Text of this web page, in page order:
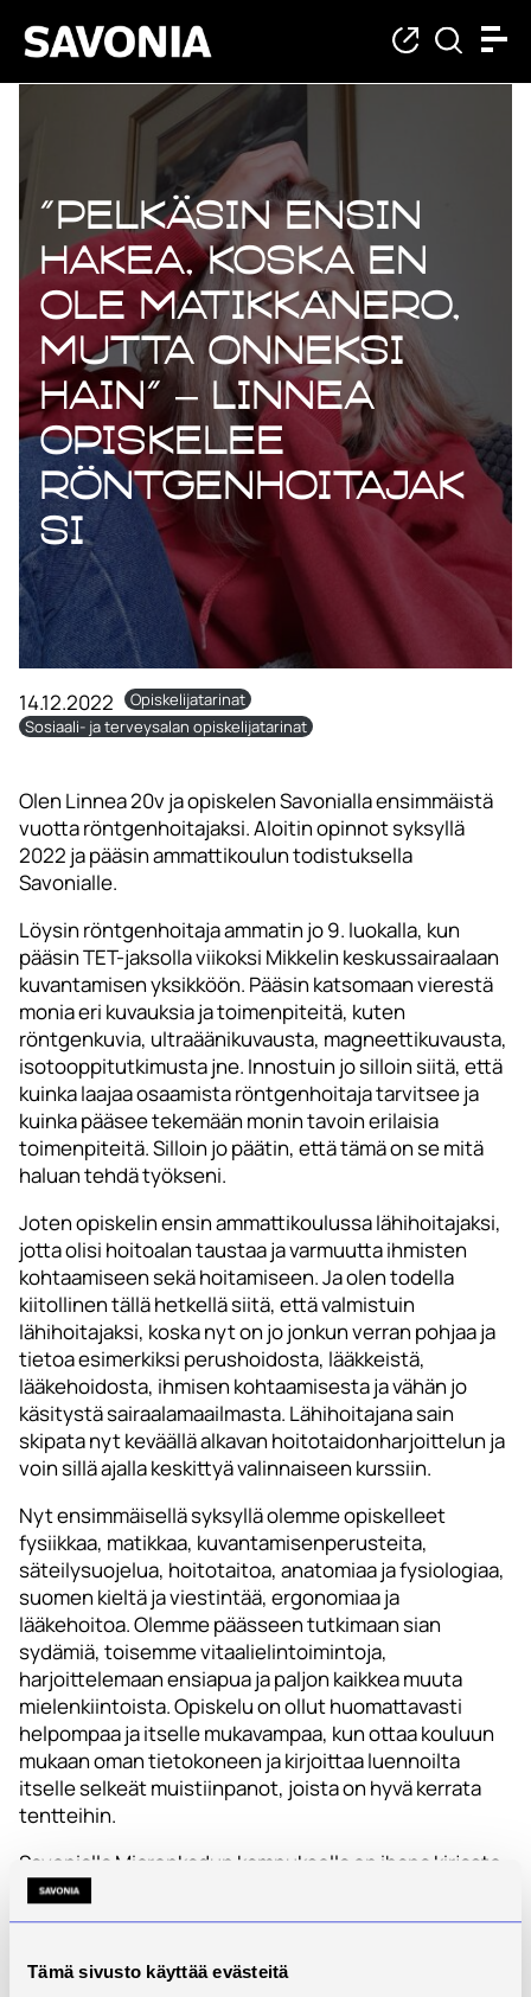
Tämä sivusto käyttää evästeitä
”Pelkäsin ensin
hakea, koska en
ole matikkanero,
mutta onneksi
hain” – Linnea
opiskelee
röntgenhoitajak
si
14.12.2022
Opiskelijatarinat
Sosiaali- ja terveysalan opiskelijatarinat
Olen Linnea 20v ja opiskelen Savonialla ensimmäistä
vuotta röntgenhoitajaksi. Aloitin opinnot syksyllä
2022 ja pääsin ammattikoulun todistuksella
Savonialle.
Löysin röntgenhoitaja ammatin jo 9. luokalla, kun
pääsin TET-jaksolla viikoksi Mikkelin keskussairaalaan
kuvantamisen yksikköön. Pääsin katsomaan vierestä
monia eri kuvauksia ja toimenpiteitä, kuten
röntgenkuvia, ultraäänikuvausta, magneettikuvausta,
isotooppitutkimusta jne. Innostuin jo silloin siitä, että
kuinka laajaa osaamista röntgenhoitaja tarvitsee ja
kuinka pääsee tekemään monin tavoin erilaisia
toimenpiteitä. Silloin jo päätin, että tämä on se mitä
haluan tehdä työkseni.
Joten opiskelin ensin ammattikoulussa lähihoitajaksi,
jotta olisi hoitoalan taustaa ja varmuutta ihmisten
kohtaamiseen sekä hoitamiseen. Ja olen todella
kiitollinen tällä hetkellä siitä, että valmistuin
lähihoitajaksi, koska nyt on jo jonkun verran pohjaa ja
tietoa esimerkiksi perushoidosta, lääkkeistä,
lääkehoidosta, ihmisen kohtaamisesta ja vähän jo
käsitystä sairaalamaailmasta. Lähihoitajana sain
skipata nyt keväällä alkavan hoitotaidonharjoittelun ja
voin sillä ajalla keskittyä valinnaiseen kurssiin.
Nyt ensimmäisellä syksyllä olemme opiskelleet
fysiikkaa, matikkaa, kuvantamisenperusteita,
säteilysuojelua, hoitotaitoa, anatomiaa ja fysiologiaa,
suomen kieltä ja viestintää, ergonomiaa ja
lääkehoitoa. Olemme päässeen tutkimaan sian
sydämiä, toisemme vitaalielintoimintoja,
harjoittelemaan ensiapua ja paljon kaikkea muuta
mielenkiintoista. Opiskelu on ollut huomattavasti
helpompaa ja itselle mukavampaa, kun ottaa kouluun
mukaan oman tietokoneen ja kirjoittaa luennoilta
itselle selkeät muistiinpanot, joista on hyvä kerrata
tentteihin.
Savonialla Micronkadun kampuksella on ihana kirjasto,
jossa hyvä tehdä porukalla tehtäviä tai hieman istua
tuntien välissä. Opiskelu on ollut käytännönläheistä,